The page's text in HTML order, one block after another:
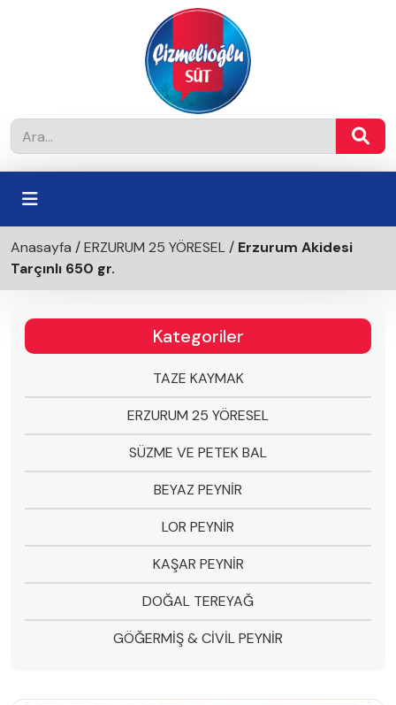
Anasayfa /ERZURUM 25 YÖRESEL / Erzurum Akidesi
Tarçınlı 650 gr.
Kategoriler
TAZE KAYMAK
ERZURUM 25 YÖRESEL
SÜZME VE PETEK BAL
BEYAZ PEYNİR
LOR PEYNİR
KAŞAR PEYNİR
DOĞAL TEREYAĞ
GÖĞERMİŞ & CİVİL PEYNİR